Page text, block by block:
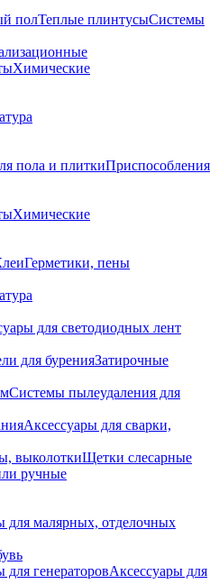
полТеплые плинтусыСистемы
Химические
пола и плиткиПриспособления
Химические
Герметики, пены
для светодиодных лент
для буренияЗатирочные
Системы пылеудаления для
Аксессуары для сварки,
выколоткиЩетки слесарные
ручные
для малярных, отделочных
для генераторовАксессуары для